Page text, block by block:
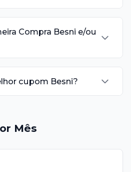
Compra Besni e/ou
cupom Besni?
Mês